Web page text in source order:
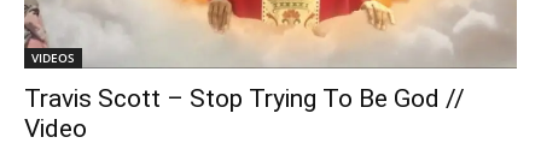
VIDEOS
Travis Scott – Stop Trying To Be God //
Video